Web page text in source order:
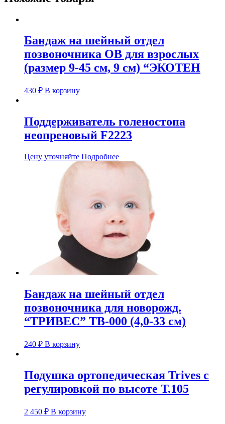
Бандаж на шейный отдел
позвоночника ОВ для взрослых
(размер 9-45 см, 9 см) “ЭКОТЕН
430 ₽ В корзину
Поддерживатель голеностопа
неопреновый F2223
Цену уточняйте Подробнее
Бандаж на шейный отдел
позвоночника для новорожд.
“ТРИВЕС” ТВ-000 (4,0-33 см)
240 ₽ В корзину
Подушка ортопедическая Trives с
регулировкой по высоте Т.105
2 450 ₽ В корзину